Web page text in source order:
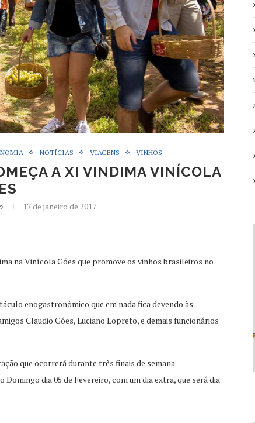
NOTÍCIAS VIAGENS VINHOS
A XI VINDIMA VINÍCOLA
17 de janeiro de 2017
na Vinícola Góes que promove os vinhos brasileiros no
enogastronômico que em nada fica devendo às
Claudio Góes, Luciano Lopreto, e demais funcionários
que ocorrerá durante três finais de semana
dia 05 de Fevereiro, com um dia extra, que será dia